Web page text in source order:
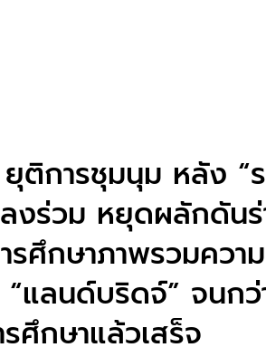
ติการชุมนุม หลัง “
ร่วม หยุดผลักดันร่
ศึกษาภาพรวมความ
แลนด์บริดจ์” จนก
ศึกษาแล้วเสร็จ